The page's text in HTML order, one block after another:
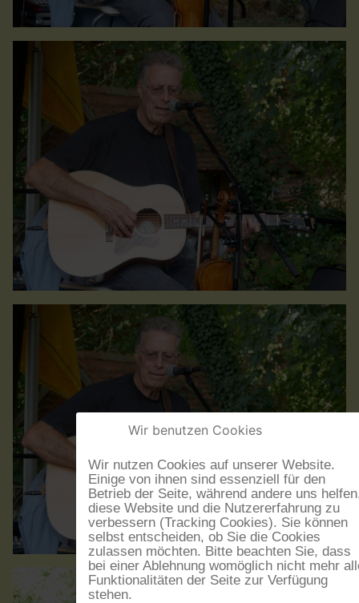
Wir benutzen Cookies
Wir nutzen Cookies auf unserer Website.
Einige von ihnen sind essenziell für den
Betrieb der Seite, während andere uns
diese Website und die Nutzererfahrung zu
verbessern (Tracking Cookies). Sie können
selbst entscheiden, ob Sie die Cookies
zulassen möchten. Bitte beachten Sie, dass
bei einer Ablehnung womöglich nicht mehr
Funktionalitäten der Seite zur Verfügung
stehen.